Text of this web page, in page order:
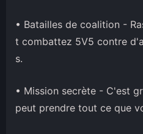
• Batailles de coalition -
t combattez 5V5 contre
s.
• Mission secrète - C'est
peut prendre tout ce que